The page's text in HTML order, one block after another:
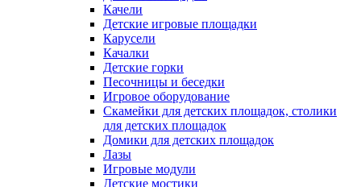
Качели
Детские игровые площадки
Карусели
Качалки
Детские горки
Песочницы и беседки
Игровое оборудование
Скамейки для детских площадок, столики
для детских площадок
Домики для детских площадок
Лазы
Игровые модули
Детские мостики